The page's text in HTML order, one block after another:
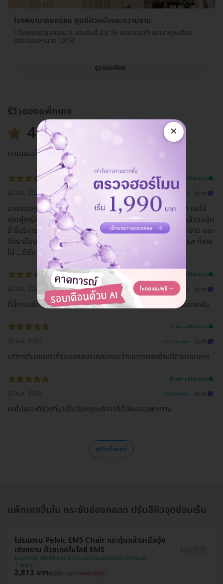
โรงพยาบาลนครธน ศูนย์ผิวหนังและความงาม
1 โรงพยาบาลนครธน ถ. พระรามที่ 2 ซ. 56 แขวงแสมดำ เขตบางขุนเทียน
กรุงเทพมหานคร 10150
ดูรายละเอียด
รีวิวของแพ็กเกจ
4.8
คะแนนเฉลี่ย
รีวิวสถานที่ให้บริการ 🏥
22 ธ.ค. 2022 ดูรีวิวต้นฉบับ
มาตรวจสุขภาพครั้งแรกที่นี่ บริการดีมาก เป็นโรงพยาบาลที่เรียก คนไข้
คุณผู้หญิง คุณผู้ชาย ฟังที่อื่นก็เขิลนะ แต่ที่นี่ พูดจาไพเราะ ฟังแล้วอบอุ่น
ดี มีบริการเดินส่งทุกจุดเลย เราไปคนเดียว ไม่หลง ไม่ งง เลย สะอาด และ
จัดระเบียบดี ชอบอ่ะ ชอบเลย บรรยากาศ แตกต่างจาก หลายๆ รพ ที่เคย
ไป ...ดียัน รปภ น่ารักมาก
รีวิวสถานที่ให้บริการ 🏥
22 ธ.ค. 2022 ดูรีวิวต้นฉบับ
ที่นี้การบริการดีมากกกครับ.ถ้ามีปัญหาเรื่องสุขภาพท่านเชิญที่นี้เลยครับ
รีวิวสถานที่ให้บริการ 🏥
22 ธ.ค. 2022 ดูรีวิวต้นฉบับ
บริการดีมากครับที่จอดรถสะดวกสบายกว้างขวางตรงข้ามมีตลาดอาหาร
รีวิวสถานที่ให้บริการ 🏥
22 ธ.ค. 2022 ดูรีวิวต้นฉบับ
คนไม่เยอะดีช่วงที่มาเป็นวันหยุดบริการก็ดีมีหมอเฉพาะทาง
ดูรีวิวทั้งหมด
แพ็กเกจอื่นใน กระชับช่องคลอด ปรับสีผิวจุดซ่อนเร้น
โปรแกรม Pelvic EMS Chair กระตุ้นกล้ามเนื้ออุ้ง
เชิงกราน ด้วยเทคโนโลยี EMS
Karnesh Wellness (การ์เนชเวลเนสคลินิกเวชกรรม)
พญาไท
2,813 บาท4,900 บาท ประหยัด 43%
×